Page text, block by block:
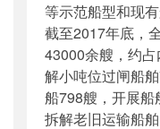
等示范船型和现
截至2017年底，
43000余艘，约
解小吨位过闸船
船798艘，开展船
拆解老旧运输船